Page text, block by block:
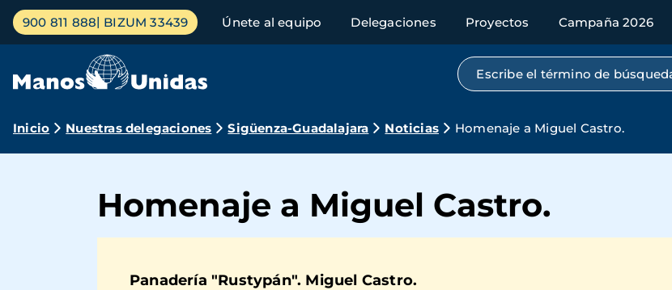
Pasar
contenido
Menú
principal
900 811 888 BIZUM 33439 Únete al equipo Delegaciones Proyectos Campaña 2026
Búsqueda por texto completo
Ruta
navegación
Inicio Nuestras delegaciones Sigüenza-Guadalajara Noticias Homenaje a Miguel Castro.
Homenaje a Miguel Castro.
Panadería "Rustypán". Miguel Castro.